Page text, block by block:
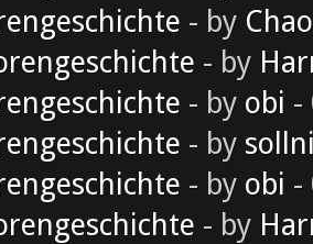
- by
- by
- by obi -
- by
- by obi -
- by